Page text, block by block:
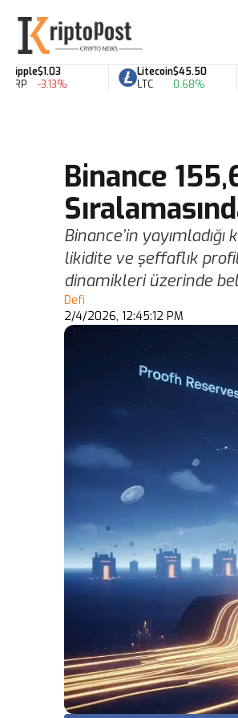
$1.03
-3.13%
Litecoin
LTC
$45.50
0.68%
Binance
Binance’in
likidite ve şeffaflık
dinamikleri üzerinde
Defi
2/4/2026, 12:45:12 PM